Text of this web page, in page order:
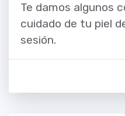
Te damos algunos
cuidado de tu piel
sesión.